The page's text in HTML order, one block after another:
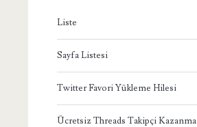
Liste
Sayfa Listesi
Twitter Favori Yükleme Hilesi
Ücretsiz Threads Takipçi Kazanma